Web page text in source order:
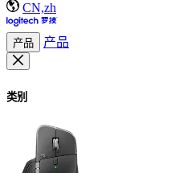
CN,zh
产品 产品
类别